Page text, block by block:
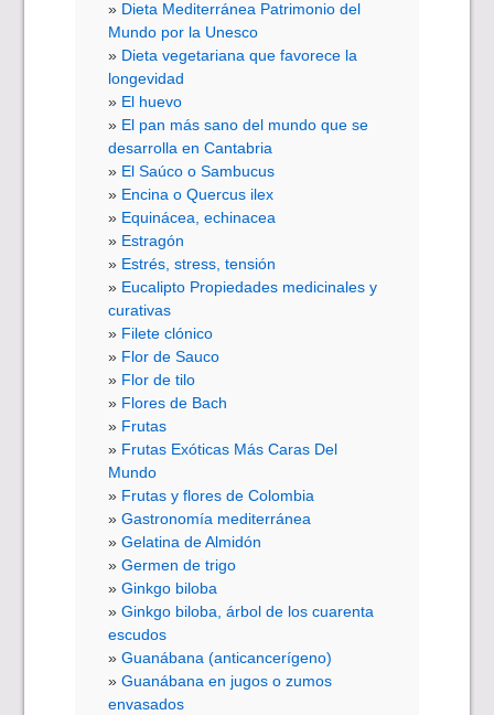
Dieta Mediterránea Patrimonio del
Mundo por la Unesco
Dieta vegetariana que favorece la
longevidad
El huevo
El pan más sano del mundo que se
desarrolla en Cantabria
El Saúco o Sambucus
Encina o Quercus ilex
Equinácea, echinacea
Estragón
Estrés, stress, tensión
Eucalipto Propiedades medicinales y
curativas
Filete clónico
Flor de Sauco
Flor de tilo
Flores de Bach
Frutas
Frutas Exóticas Más Caras Del
Mundo
Frutas y flores de Colombia
Gastronomía mediterránea
Gelatina de Almidón
Germen de trigo
Ginkgo biloba
Ginkgo biloba, árbol de los cuarenta
escudos
Guanábana (anticancerígeno)
Guanábana en jugos o zumos
envasados